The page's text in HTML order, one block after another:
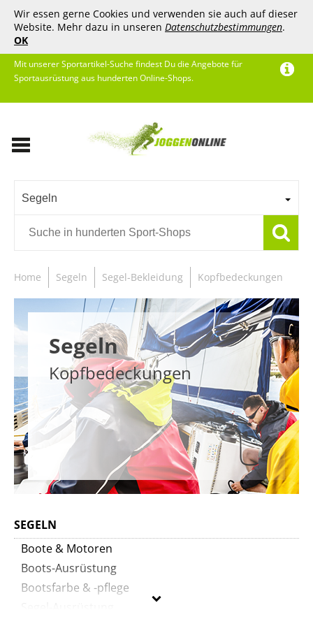
Wir essen gerne Cookies und verwenden sie auch auf dieser
Website. Mehr dazu in unseren Datenschutzbestimmungen.
OK
Mit unserer Sportartikel-Suche findest Du die Angebote für
Sportausrüstung aus hunderten Online-Shops.
Segeln
Home Segeln Segel-Bekleidung Kopfbedeckungen
Segeln
Kopfbedeckungen
SEGELN
Boote & Motoren
Boots-Ausrüstung
Bootsfarbe & -pflege